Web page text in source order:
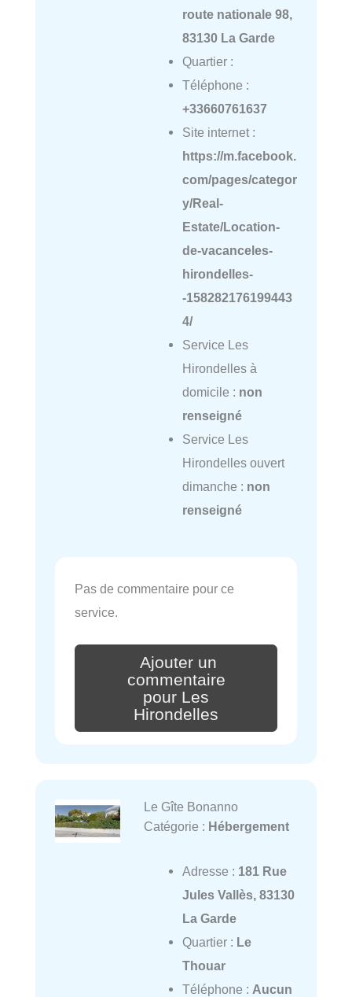
route nationale 98,
83130 La Garde
Quartier :
Téléphone :
+33660761637
Site internet :
https://m.facebook.
com/pages/categor
y/Real-
Estate/Location-
de-vacanceles-
hirondelles-
-158282176199443
4/
Service Les
Hirondelles à
domicile : non
renseigné
Service Les
Hirondelles ouvert
dimanche : non
renseigné
Pas de commentaire pour ce
service.
Ajouter un
commentaire
pour Les
Hirondelles
Le Gîte Bonanno
Catégorie : Hébergement
Adresse : 181 Rue
Jules Vallès, 83130
La Garde
Quartier : Le
Thouar
Téléphone : Aucun